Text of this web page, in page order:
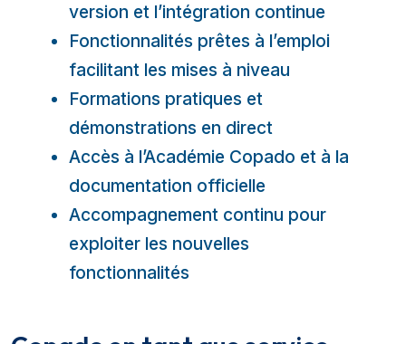
version et l’intégration continue
Fonctionnalités prêtes à l’emploi
facilitant les mises à niveau
Formations pratiques et
démonstrations en direct
Accès à l’Académie Copado et à la
documentation officielle
Accompagnement continu pour
exploiter les nouvelles
fonctionnalités